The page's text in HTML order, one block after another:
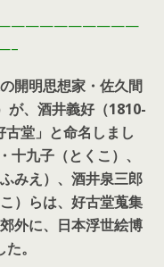
開明思想家・ 佐久間
が、酒井義好（1810-
堂」と命名しまし
九子（とくこ）、
みえ）、酒井泉三郎
）らは、好古堂蒐集
外に、日本浮世絵博
。